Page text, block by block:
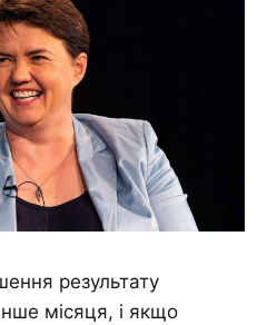
результату
місяця, і якщо